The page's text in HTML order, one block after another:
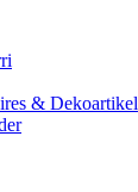
& Dekoartikel